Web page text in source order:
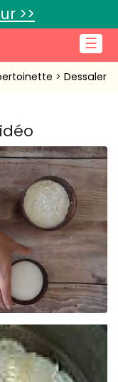
☰
>>
Dessaler